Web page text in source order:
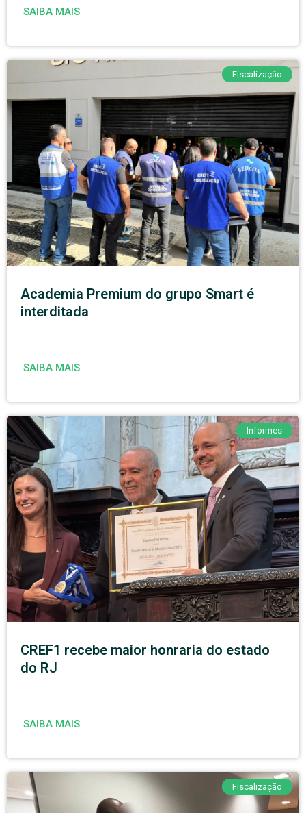
SAIBA MAIS
Fiscalização
Academia Premium do grupo Smart é
interditada
SAIBA MAIS
Informes
CREF1 recebe maior honraria do estado
do RJ
SAIBA MAIS
Fiscalização